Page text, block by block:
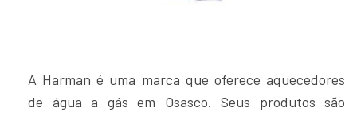
A Harman é uma marca que oferece aquecedores
de água a gás em Osasco. Seus produtos são